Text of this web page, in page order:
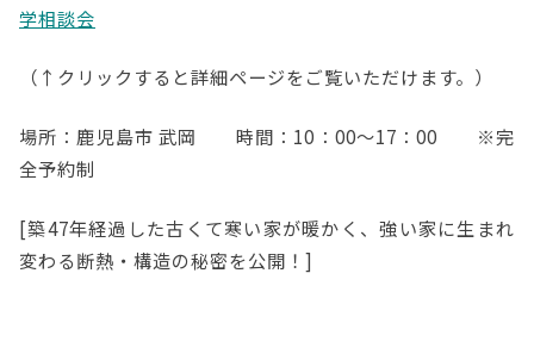
学相談会
（↑クリックすると詳細ページをご覧いただけます。）
場所：鹿児島市 武岡 時間：10：00～17：00 ※完
全予約制
[築47年経過した古くて寒い家が暖かく、強い家に生まれ
変わる断熱・構造の秘密を公開！]